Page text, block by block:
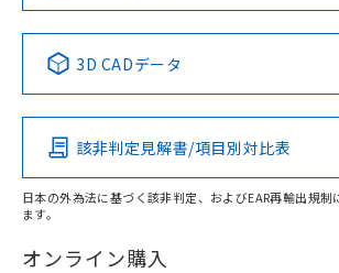
Pb Hg Cd
O
在庫等で未対応品が混在する可能性があり
3D CADデータ
該非判定見解書/項目別対比表
日本の外為法に基づく該非判定、およびEAR再輸出規制
ます。
オンライン購入